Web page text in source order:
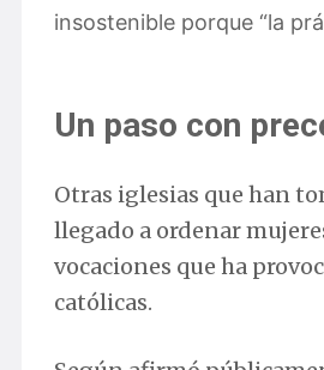
insostenible porque “la
Un paso con
Otras iglesias que han
llegado a ordenar
vocaciones que ha
católicas.